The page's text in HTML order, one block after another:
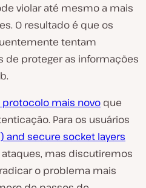
violar até mesmo a mais
O resultado é que os
tentam
de proteger as informações
protocolo mais novo que
Para os usuários
and secure socket layers
mas discutiremos
o problema mais